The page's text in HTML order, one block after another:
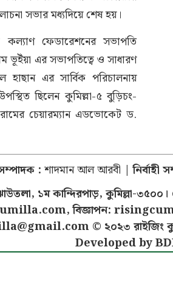
সভার মধ্যদিয়ে শেষ হয়।
ফেডারেশনের সভাপতি
ভূইঁয়া এর সভাপতিত্বে ও সাধারণ
এর সার্বিক পরিচালনায়
ছিলেন কুমিল্লা-৫ বুড়িচং-
চেয়ারম্যান এডভোকেট ড.
: শাদমান আল আরবী | নির্বাহী
১ম কান্দিরপাড়, কুমিল্লা-
, বিজ্ঞাপন:
© ২০২৩ রাইজিং
Developed by